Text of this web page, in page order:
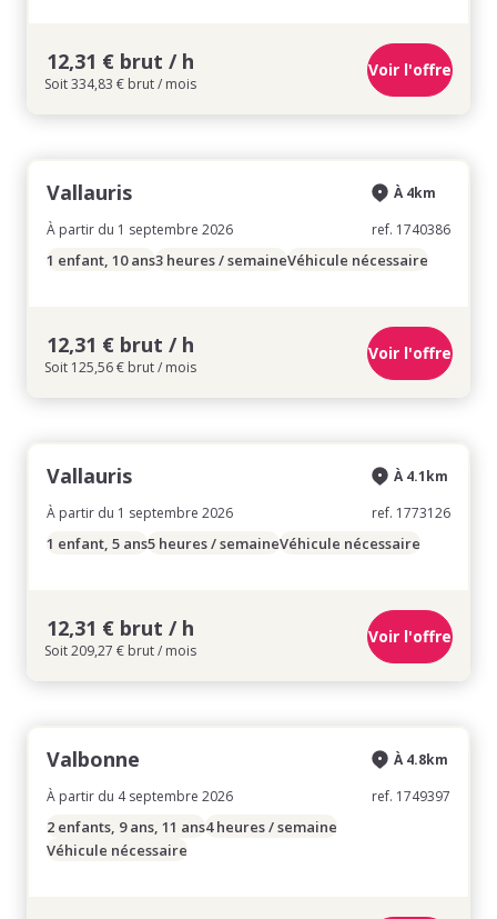
12,31 € brut / h
Soit 334,83 € brut / mois
Voir l'offre
Vallauris
À partir du 1 septembre 2026
À 4km
ref. 1740386
1 enfant, 10 ans3 heures / semaineVéhicule nécessaire
12,31 € brut / h
Soit 125,56 € brut / mois
Voir l'offre
Vallauris
À partir du 1 septembre 2026
À 4.1km
ref. 1773126
1 enfant, 5 ans5 heures / semaineVéhicule nécessaire
12,31 € brut / h
Soit 209,27 € brut / mois
Voir l'offre
Valbonne
À partir du 4 septembre 2026
À 4.8km
ref. 1749397
2 enfants, 9 ans, 11 ans4 heures / semaine
Véhicule nécessaire